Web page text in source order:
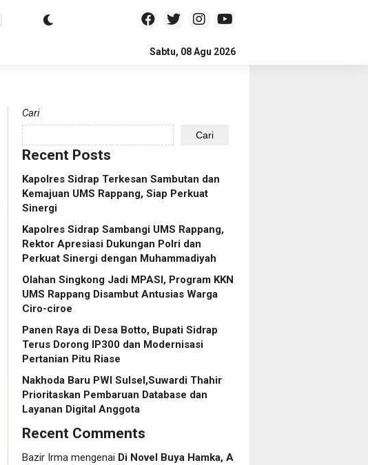
Sabtu, 08 Agu 2026
Cari
Cari
Recent Posts
Kapolres Sidrap Terkesan Sambutan dan
Kemajuan UMS Rappang, Siap Perkuat
Sinergi
Kapolres Sidrap Sambangi UMS Rappang,
Rektor Apresiasi Dukungan Polri dan
Perkuat Sinergi dengan Muhammadiyah
Olahan Singkong Jadi MPASI, Program KKN
UMS Rappang Disambut Antusias Warga
Ciro-ciroe
Panen Raya di Desa Botto, Bupati Sidrap
Terus Dorong IP300 dan Modernisasi
Pertanian Pitu Riase
Nakhoda Baru PWI Sulsel,Suwardi Thahir
Prioritaskan Pembaruan Database dan
Layanan Digital Anggota
Recent Comments
Bazir Irma mengenai Di Novel Buya Hamka, A